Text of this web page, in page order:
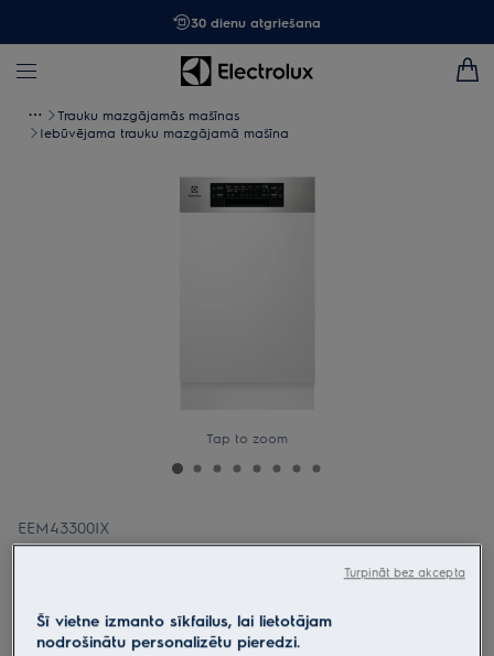
30 dienu atgriešana
Trauku mazgājamās mašīnas
Iebūvējama trauku mazgājamā mašīna
Tap to zoom
EEM43300IX
Iebūvējamā trauku mazgājamā
mašīna, 45 cm 700.sērijas Ar
„MaxiFlex“ atvilkni,
4.9 (236)
Šī vietne izmanto sīkfailus, lai lietotājam
nodrošinātu personalizētu pieredzi.
Turpināt bez akcepta